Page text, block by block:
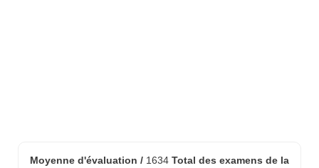
Moyenne d'évaluation / 1634 Total des examens de la